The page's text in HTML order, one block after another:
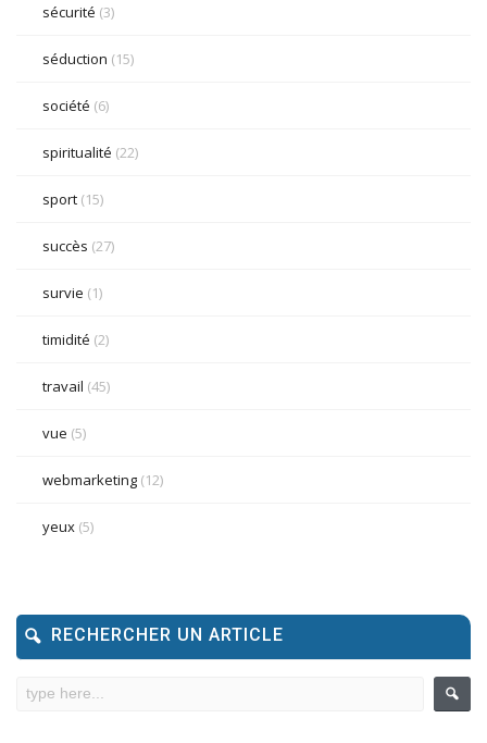
sécurité (3)
séduction (15)
société (6)
spiritualité (22)
sport (15)
succès (27)
survie (1)
timidité (2)
travail (45)
vue (5)
webmarketing (12)
yeux (5)
RECHERCHER UN ARTICLE